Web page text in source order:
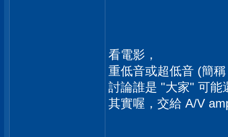
看電影，
重低音或超低音 (簡
討論誰是 "大家" 可能
其實喔，交給 A/V